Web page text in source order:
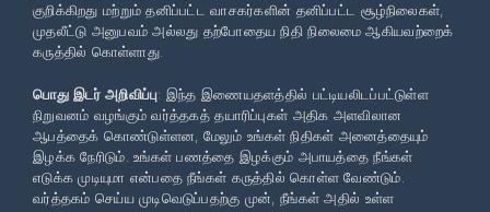
குறிக்கிறது மற்றும் தனிப்பட்ட வாசகர்களின் தனிப்பட்ட சூழ்நிலைகள்,
முதலீட்டு அனுபவம் அல்லது தற்போதைய நிதி நிலைமை ஆகியவற்றைக்
கருத்தில் கொள்ளாது.
பொது இடர் அறிவிப்பு: இந்த இணையதளத்தில் பட்டியலிடப்பட்டுள்ள
நிறுவனம் வழங்கும் வர்த்தகத் தயாரிப்புகள் அதிக அளவிலான
ஆபத்தைக் கொண்டுள்ளன, மேலும் உங்கள் நிதிகள் அனைத்தையும்
இழக்க நேரிடும். உங்கள் பணத்தை இழக்கும் அபாயத்தை நீங்கள்
எடுக்க முடியுமா என்பதை நீங்கள் கருத்தில் கொள்ள வேண்டும்.
வர்த்தகம் செய்ய முடிவெடுப்பதற்கு முன், நீங்கள் அதில் உள்ள